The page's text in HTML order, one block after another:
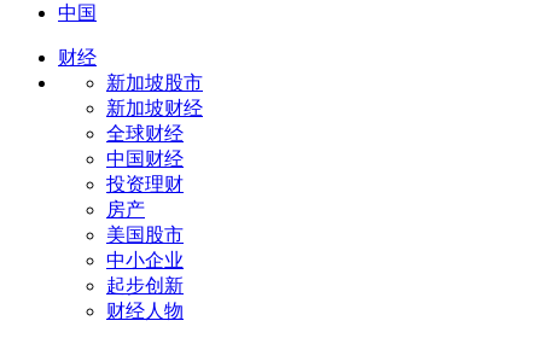
中国
财经
新加坡股市
新加坡财经
全球财经
中国财经
投资理财
房产
美国股市
中小企业
起步创新
财经人物